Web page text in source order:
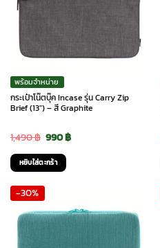
พร้อมจำหน่าย
กระเป๋าโน๊ตบุ๊ค Incase รุ่น Carry Zip
Brief (13″) – สี Graphite
1,490฿ Original
price
was:
990฿Current
หยิบใส่ตะกร้า
-30%